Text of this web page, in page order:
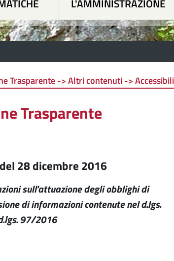
L'AMMINISTRAZIONE
Trasparente -> Altri contenuti ->
Trasparente
28 dicembre 2016
sull'attuazione degli obblighi di
di informazioni contenute nel d.lgs.
97/2016